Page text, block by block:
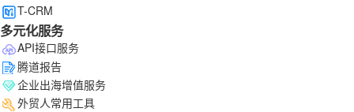
T-CRM
多元化服务
API接口服务
腾道报告
企业出海增值服务
外贸人常用工具